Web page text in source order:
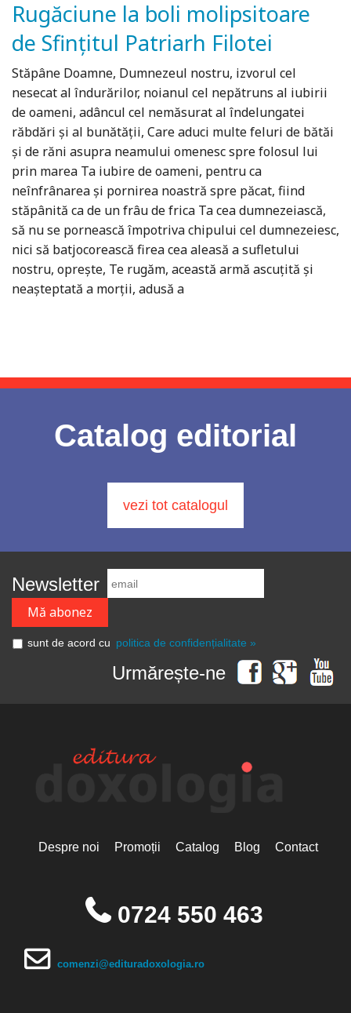
Rugăciune la boli molipsitoare
de Sfinţitul Patriarh Filotei
Stăpâne Doamne, Dumnezeul nostru, izvorul cel
nesecat al îndurărilor, noianul cel nepătruns al iubirii
de oameni, adâncul cel nemăsurat al îndelungatei
răbdări şi al bunătăţii, Care aduci multe feluri de bătăi
şi de răni asupra neamului omenesc spre folosul lui
prin marea Ta iubire de oameni, pentru ca
neînfrânarea şi pornirea noastră spre păcat, fiind
stăpânită ca de un frâu de frica Ta cea dumnezeiască,
să nu se pornească împotriva chipului cel dumnezeiesc,
nici să batjocorească firea cea aleasă a sufletului
nostru, opreşte, Te rugăm, această armă ascuţită şi
neaşteptată a morţii, adusă a
Catalog editorial
vezi tot catalogul
Newsletter
sunt de acord cu politica de confidențialitate »
Urmărește-ne
Despre noi Promoții Catalog Blog Contact
0724 550 463
comenzi@edituradoxologia.ro